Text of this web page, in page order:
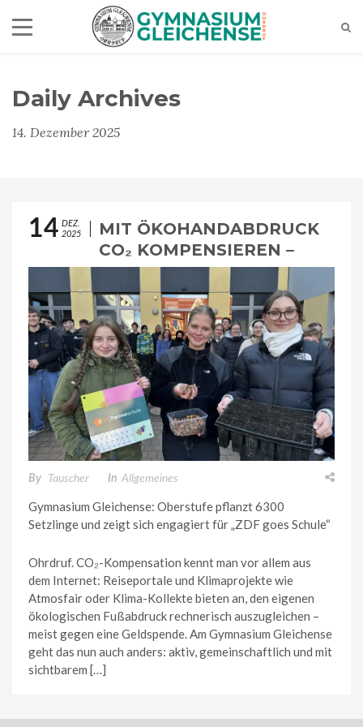
Daily Archives
14. Dezember 2025
14 DEZ.
2025
MIT ÖKOHANDABDRUCK
CO₂ KOMPENSIEREN –
UND MIT NEUER ZDF-
PARTNERSCHAFT IN DIE
ZUKUNFT STARTEN
By Tauscher In Allgemeines
Gymnasium Gleichense: Oberstufe pflanzt 6300
Setzlinge und zeigt sich engagiert für „ZDF goes Schule“
Ohrdruf. CO₂-Kompensation kennt man vor allem aus
dem Internet: Reiseportale und Klimaprojekte wie
Atmosfair oder Klima-Kollekte bieten an, den eigenen
ökologischen Fußabdruck rechnerisch auszugleichen –
meist gegen eine Geldspende. Am Gymnasium Gleichense
geht das nun auch anders: aktiv, gemeinschaftlich und mit
sichtbarem […]